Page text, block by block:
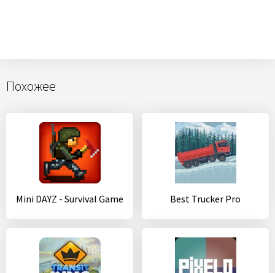
Похожее
Mini DAYZ - Survival Game Best Trucker Pro